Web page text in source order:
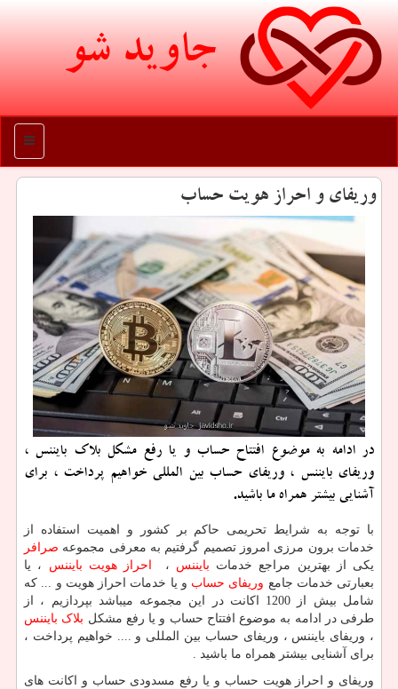
جاوید شو
منو
وریفای و احراز هویت حساب
در ادامه به موضوع افتتاح حساب و یا رفع مشكل بلاك بایننس ،
وریفای بایننس ، وریفای حساب بین المللی خواهیم پرداخت ، برای
آشنایی بیشتر همراه ما باشید.
با توجه به شرایط تحریمی حاکم بر کشور و اهمیت استفاده از
خدمات برون مرزی امروز تصمیم گرفتیم به معرفی مجموعه صرافر
یکی از بهترین مراجع خدمات بایننس ، احراز هویت بایننس ، یا
بعبارتی خدمات جامع وریفای حساب و یا خدمات احراز هویت و ... که
شامل بیش از 1200 اکانت در این مجموعه میباشد بپردازیم ، از
طرفی در ادامه به موضوع افتتاح حساب و یا رفع مشکل بلاک بایننس
، وریفای بایننس ، وریفای حساب بین المللی و .... خواهیم پرداخت ،
برای آشنایی بیشتر همراه ما باشید .
وریفای و احراز هویت حساب و یا رفع مسدودی حساب و اکانت های